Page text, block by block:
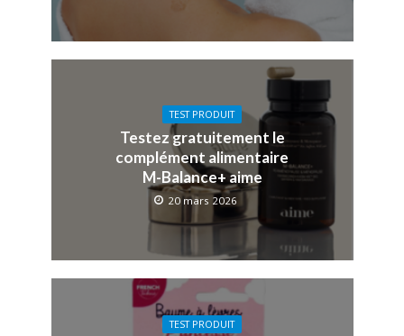
TEST PRODUIT
Testez gratuitement le
complément alimentaire
M-Balance+ aime
20 mars 2026
TEST PRODUIT